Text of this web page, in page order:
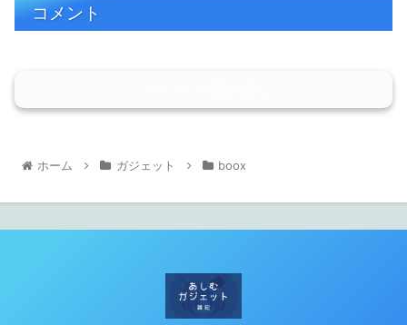
コメント
ホーム ガジェット boox